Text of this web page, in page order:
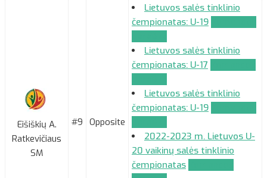
Eišiškių A.
Ratkevičiaus
SM
#9 Opposite
Lietuvos salės tinklinio
čempionatas: U-19
Lietuvos salės tinklinio
čempionatas: U-17
Lietuvos salės tinklinio
čempionatas: U-19
2022-2023 m. Lietuvos U-
20 vaikinų salės tinklinio
čempionatas